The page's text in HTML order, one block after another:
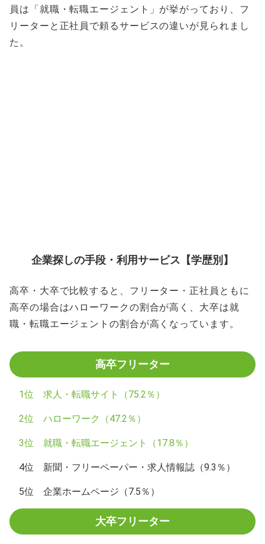
員は「就職・転職エージェント」が挙がっており、フ
リーターと正社員で頼るサービスの違いが見られまし
た。
企業探しの手段・利用サービス【学歴別】
高卒・大卒で比較すると、フリーター・正社員ともに
高卒の場合はハローワークの割合が高く、大卒は就
職・転職エージェントの割合が高くなっています。
高卒フリーター
1位 求人・転職サイト（75.2％）
2位 ハローワーク（47.2％）
3位 就職・転職エージェント（17.8％）
4位 新聞・フリーペーパー・求人情報誌（9.3％）
5位 企業ホームページ（7.5％）
大卒フリーター